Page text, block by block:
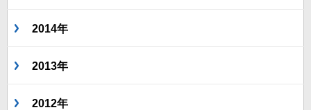
2014年
2013年
2012年